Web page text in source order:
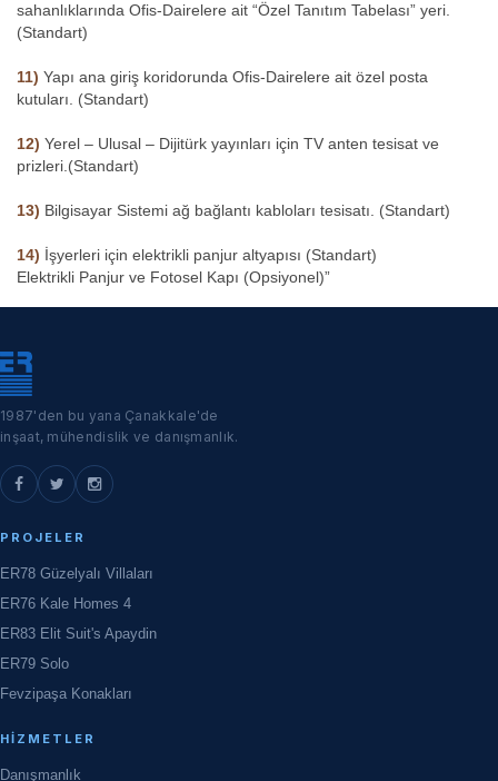
sahanlıklarında Ofis-Dairelere ait “Özel Tanıtım Tabelası” yeri.
(Standart)
11) Yapı ana giriş koridorunda Ofis-Dairelere ait özel posta
kutuları. (Standart)
12) Yerel – Ulusal – Dijitürk yayınları için TV anten tesisat ve
prizleri.(Standart)
13) Bilgisayar Sistemi ağ bağlantı kabloları tesisatı. (Standart)
14) İşyerleri için elektrikli panjur altyapısı (Standart)
Elektrikli Panjur ve Fotosel Kapı (Opsiyonel)”
1987'den bu yana Çanakkale'de
inşaat, mühendislik ve danışmanlık.
PROJELER
ER78 Güzelyalı Villaları
ER76 Kale Homes 4
ER83 Elit Suit's Apaydin
ER79 Solo
Fevzipaşa Konakları
HIZMETLER
Danışmanlık